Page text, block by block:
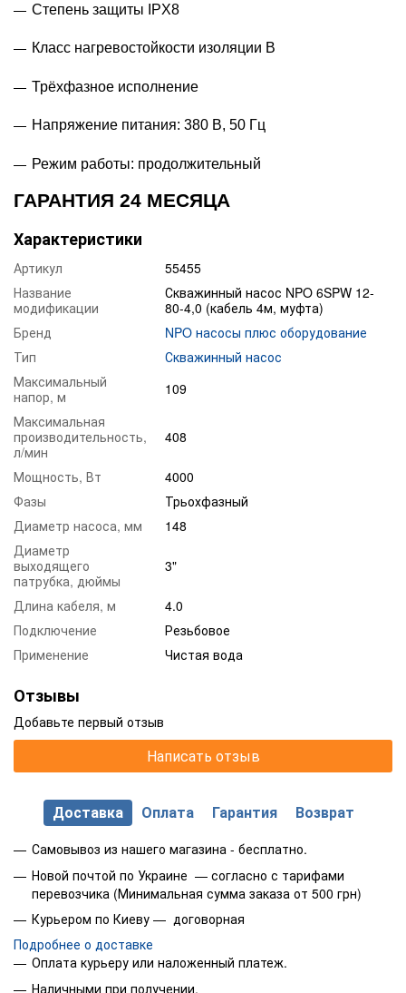
Степень защиты IPХ8
Класс нагревостойкости изоляции В
Трёхфазное исполнение
Напряжение питания: 380 В, 50 Гц
Режим работы: продолжительный
ГАРАНТИЯ 24 МЕСЯЦА
Характеристики
Артикул
55455
Название
модификации
Скважинный насос NPO 6SPW 12-
80-4,0 (кабель 4м, муфта)
Бренд
NPO насосы плюс оборудование
Тип
Скважинный насос
Максимальный
напор, м
109
Максимальная
производительность,
л/мин
408
Мощность, Вт
4000
Фазы
Трьохфазный
Диаметр насоса, мм
148
Диаметр
выходящего
патрубка, дюймы
3"
Длина кабеля, м
4.0
Подключение
Резьбовое
Применение
Чистая вода
Отзывы
Добавьте первый отзыв
Написать отзыв
Доставка Оплата Гарантия Возврат
Самовывоз из нашего магазина - бесплатно.
Новой почтой по Украине — согласно с тарифами
перевозчика (Минимальная сумма заказа от 500 грн)
Курьером по Киеву — договорная
Подробнее о доставке
Оплата курьеру или наложенный платеж.
Наличными при получении.